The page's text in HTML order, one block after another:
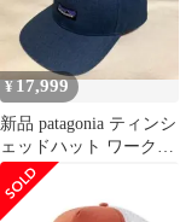
¥17,999
新品 patagonia ティンシ
ェッドハット ワークキ
ャップ FA19